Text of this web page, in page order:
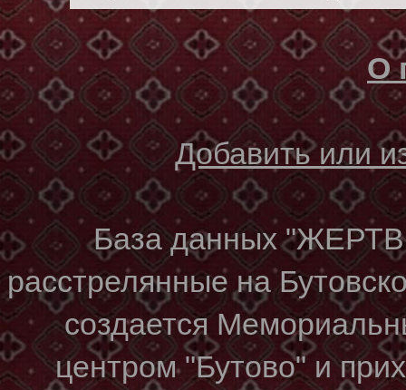
О
Добавить или
База данных
расстрелянные на
создается
центром "Бутово" и